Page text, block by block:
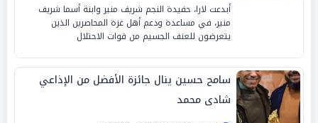
أبدعت لارا، حفيدة النجم شريف منير وابنة أسما شريف
منير، في مساعدة ودعم أهل غزة المحاصرين الذين
يتعرضون للعنف الجسيم من قوات الاحتلال
سامح حسين ينال جائزة الأفضل من الإذاعي
شادى محمد